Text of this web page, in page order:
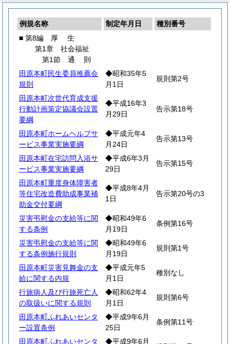
例規名称 制定年月日
種別番号
■ 第8編 厚 生
第1章 社会福祉
第1節 通 則
田原本町民生委員推薦会
規則
◆昭和35年5
月1日
規則第2号
田原本町次世代育成支援
行動計画策定協議会設置
要綱
◆平成16年3
月29日
告示第18号
田原本町ホームヘルプサ
ービス事業実施要綱
◆平成元年4
月24日
告示第13号
田原本町在宅訪問入浴サ
ービス事業実施要綱
◆平成6年3月
29日
告示第15号
田原本町重度身体障害者
等住宅改造費助成事業補
助金交付要綱
◆平成8年4月
1日
告示第20号の3
災害弔慰金の支給等に関
する条例
◆昭和49年6
月19日
条例第16号
災害弔慰金の支給等に関
する条例施行規則
◆昭和49年6
月19日
規則第1号
田原本町災害見舞金の支
給に関する内規
◆平成元年5
月1日
種別なし
行旅病人及び行旅死亡人
の取扱いに関する規則
◆昭和62年4
月1日
規則第6号
田原本町ふれあいセンタ
ー設置条例
◆平成9年6月
25日
条例第11号
田原本町ふれあいセンタ
◆平成9年6月